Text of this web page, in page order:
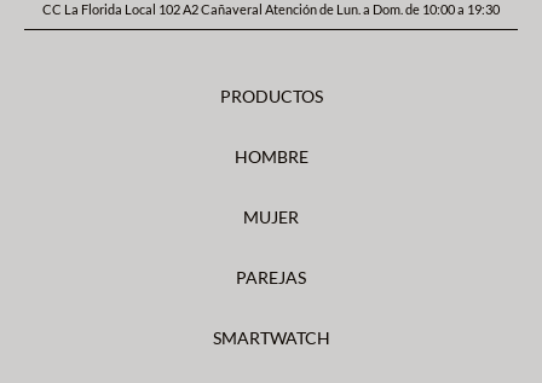
CC La Florida Local 102 A2 Cañaveral Atención de Lun. a Dom. de 10:00 a 19:30
PRODUCTOS
HOMBRE
MUJER
PAREJAS
SMARTWATCH